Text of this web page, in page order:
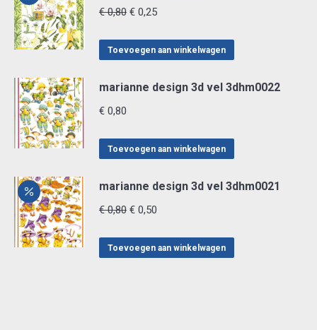
€0,80 Oorspronkelijke
was:
€ 0,25Huidige
is:
Toevoegen aan winkelwagen
marianne design 3d vel 3dhm0022
€ 0,80
Toevoegen aan winkelwagen
marianne design 3d vel 3dhm0021
€0,80 Oorspronkelijke
was:
€ 0,50
is:
Toevoegen aan winkelwagen